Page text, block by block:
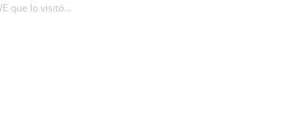
que lo visitó...